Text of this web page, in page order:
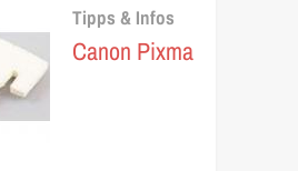
Tipps & Infos
Canon Pixma